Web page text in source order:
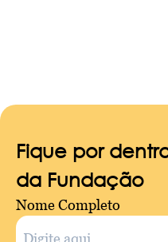
Fique por
da Fundação
Nome Completo